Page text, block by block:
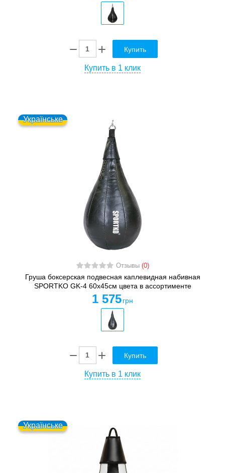
Купить
Купить в 1 клик
Українське
Отзывы (0)
Груша боксерская подвесная каплевидная набивная
SPORTKO GK-4 60x45см цвета в ассортименте
1 575 грн
Купить
Купить в 1 клик
Українське